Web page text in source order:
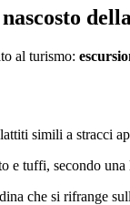
al turismo:
simili a stracci
e tuffi, secondo una
che si rifrange